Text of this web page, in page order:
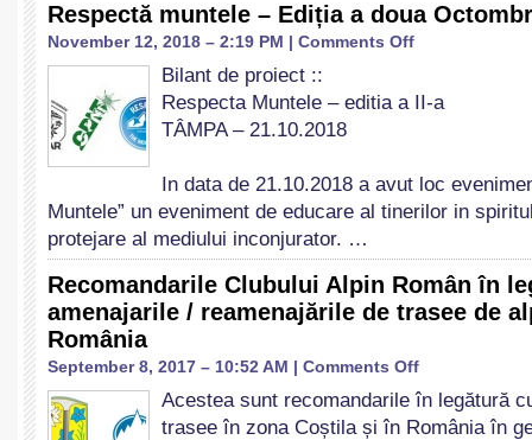
Respectă muntele – Ediția a doua
November 12, 2018 – 2:19 PM | Comments Offon
Octombrie
2018
Bilant de proiect ::
Respecta Muntele – editia a II-a
TÂMPA – 21.10.2018
In data de 21.10.2018 a avut loc
Muntele” un eveniment de educare al tinerilor in
protejare al mediului inconjurator. …
Recomandarile Clubului Alpin Român în
amenajarile / reamenajările de trasee de
România
September 8, 2017 – 10:52 AM | Comments Offon
Clubului
Alpin
Acestea sunt recomandarile în legătură
trasee în zona Coștila și în România în